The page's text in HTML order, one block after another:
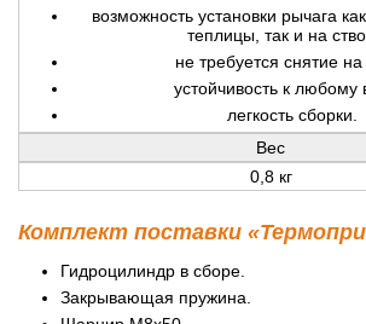
возможность установки рычага
теплицы, так и на
не требуется снятие
устойчивость к любому
легкость сборки.
Вес
0,8 кг
Комплект поставки
Гидроцилиндр в сборе.
Закрывающая пружина.